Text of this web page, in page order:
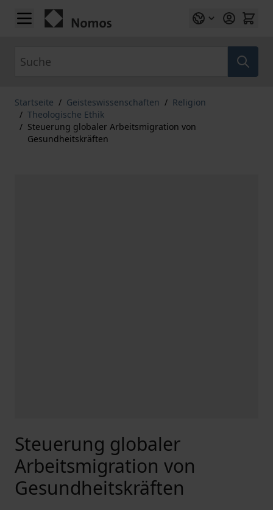
Zum Inhalt springen
Startseite / Geisteswissenschaften / Religion
/ Theologische Ethik
/ Steuerung globaler Arbeitsmigration von
Gesundheitskräften
Steuerung globaler
Arbeitsmigration von
Gesundheitskräften